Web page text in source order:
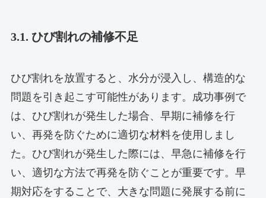
3.1. ひび割れの補修不足
ひび割れを放置すると、水分が浸入し、構造的な
問題を引き起こす可能性があります。成功事例で
は、ひび割れが発生した場合、早期に補修を行
い、再発を防ぐために適切な材料を使用しまし
た。ひび割れが発生した際には、早急に補修を行
い、適切な方法で再発を防ぐことが重要です。早
期対応をすることで、大きな問題に発展する前に